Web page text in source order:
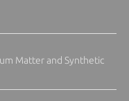
Matter and Synthetic